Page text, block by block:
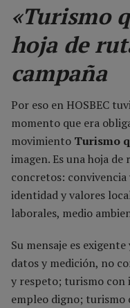
«Turismo
hoja de
campaña
Por eso en HOSBEC
momento que era
movimiento Turismo
imagen. Es una hoja
concretos:
identidad y valores
laborales, medio
Su mensaje es
datos y medición, no
y respeto; turismo
empleo digno;